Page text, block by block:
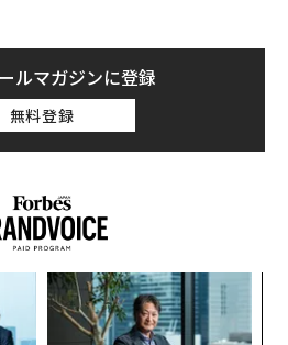
ルマガジンに登録
無料登録